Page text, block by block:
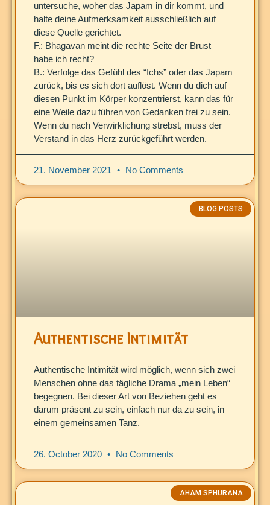
untersuche, woher das Japam in dir kommt, und
halte deine Aufmerksamkeit ausschließlich auf
diese Quelle gerichtet.
F.: Bhagavan meint die rechte Seite der Brust –
habe ich recht?
B.: Verfolge das Gefühl des “Ichs” oder das Japam
zurück, bis es sich dort auflöst. Wenn du dich auf
diesen Punkt im Körper konzentrierst, kann das für
eine Weile dazu führen von Gedanken frei zu sein.
Wenn du nach Verwirklichung strebst, muss der
Verstand in das Herz zurückgeführt werden.
21. November 2021 No Comments
BLOG POSTS
Authentische Intimität
Authentische Intimität wird möglich, wenn sich zwei
Menschen ohne das tägliche Drama „mein Leben“
begegnen. Bei dieser Art von Beziehen geht es
darum präsent zu sein, einfach nur da zu sein, in
einem gemeinsamen Tanz.
26. October 2020 No Comments
AHAM SPHURANA